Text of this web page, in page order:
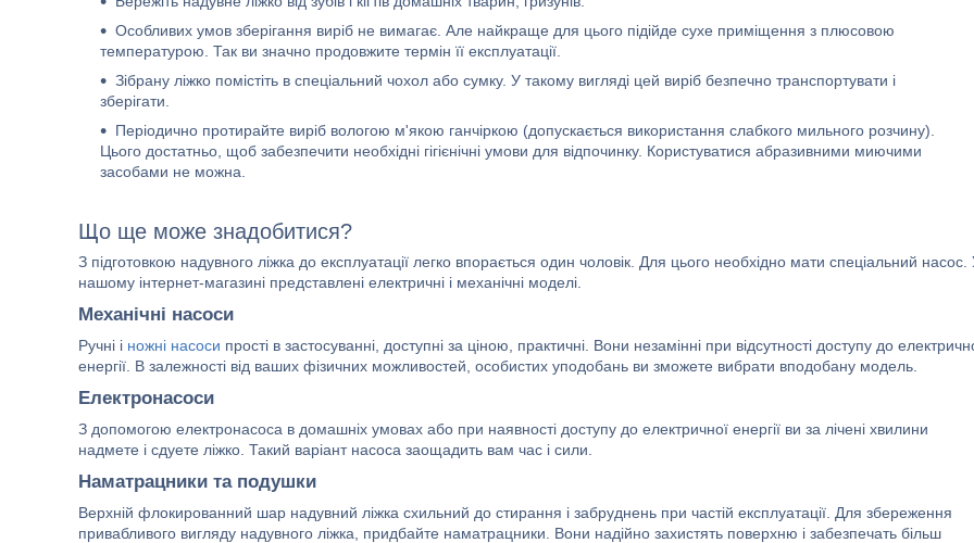
Особливих умов зберігання виріб не вимагає. Але найкраще для цього підійде сухе приміщення з плюсовою
температурою. Так ви значно продовжите термін її експлуатації.
Зібрану ліжко помістіть в спеціальний чохол або сумку. У такому вигляді цей виріб безпечно транспортувати і
зберігати.
Періодично протирайте виріб вологою м'якою ганчіркою (допускається використання слабкого мильного розчину).
Цього достатньо, щоб забезпечити необхідні гігієнічні умови для відпочинку. Користуватися абразивними миючими
засобами не можна.
Що ще може знадобитися?
З підготовкою надувного ліжка до експлуатації легко впорається один чоловік. Для цього необхідно мати спеціальний насос.
нашому інтернет-магазині представлені електричні і механічні моделі.
Механічні насоси
Ручні і ножні насоси прості в застосуванні, доступні за ціною, практичні. Вони незамінні при відсутності доступу до
енергії. В залежності від ваших фізичних можливостей, особистих уподобань ви зможете вибрати вподобану модель.
Електронасоси
З допомогою електронасоса в домашніх умовах або при наявності доступу до електричної енергії ви за лічені хвилини
надмете і сдуете ліжко. Такий варіант насоса заощадить вам час і сили.
Наматрацники та подушки
Верхній флокированний шар надувний ліжка схильний до стирання і забруднень при частій експлуатації. Для збереження
привабливого вигляду надувного ліжка, придбайте наматрацники. Вони надійно захистять поверхню і забезпечать більш